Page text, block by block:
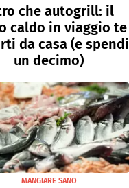
che autogrill: il
caldo in viaggio te
da casa (e spendi
un decimo)
MANGIARE SANO